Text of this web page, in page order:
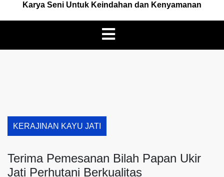
Karya Seni Untuk Keindahan dan Kenyamanan
KERAJINAN KAYU JATI
Terima Pemesanan Bilah Papan Ukir
Jati Perhutani Berkualitas